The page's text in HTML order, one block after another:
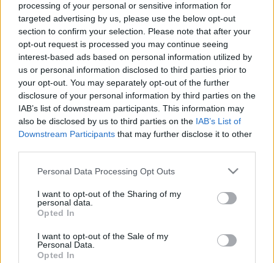
processing of your personal or sensitive information for
targeted advertising by us, please use the below opt-out
section to confirm your selection. Please note that after your
opt-out request is processed you may continue seeing
interest-based ads based on personal information utilized by
us or personal information disclosed to third parties prior to
your opt-out. You may separately opt-out of the further
disclosure of your personal information by third parties on the
IAB’s list of downstream participants. This information may
also be disclosed by us to third parties on the IAB’s List of
Downstream Participants that may further disclose it to other
Please note that this website/app uses one or more Google
not limited to your visit or usage behaviour. You may click to
grant or deny consent to Google and its third-party tags to
use your data for below specified purposes in below Google
consent section.
Personal Data Processing Opt Outs
I want to opt-out of the Sharing of my
personal data.
Opted In
I want to opt-out of the Sale of my
Personal Data.
Opted In
A gyerekek aHófehérke és a hét törpeés aSüsü a
vaskakascímű táncjátékot nézhetik meg. A
Latinovits-Bujtor Játékszínben öt bemutató várható,
köztükEperjes Károly
Az igazat mondd, ne csak a
valóditcímű önálló estje.
Egresi Zsuzsanna